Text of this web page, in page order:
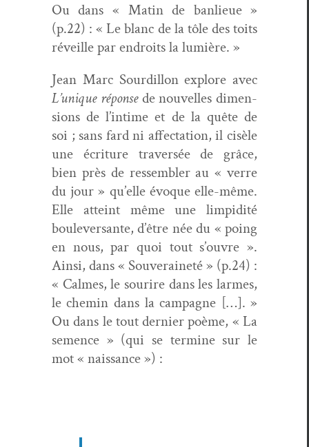
Ou dans « Matin de ban­lieue »
(p.22) : « Le blanc de la tôle des toits
réveille par endroits la lumière. »
Jean Marc Sour­dil­lon explore avec
L’unique réponsede nou­velles dimen­
sions de l’intime et de la quête de
soi ; sans fard ni affec­ta­tion, il cisèle
une écri­t­ure tra­ver­sée de grâce,
bien près de ressem­bler au « verre
du jour » qu’elle évoque elle-même.
Elle atteint même une lim­pid­ité
boulever­sante, d’être née du « poing
en nous, par quoi tout s’ouvre ».
Ain­si, dans « Sou­veraineté » (p.24) :
« Calmes, le sourire dans les larmes,
le chemin dans la cam­pagne […]. »
Ou dans le tout dernier poème, « La
semence » (qui se ter­mine sur le
mot « naissance ») :